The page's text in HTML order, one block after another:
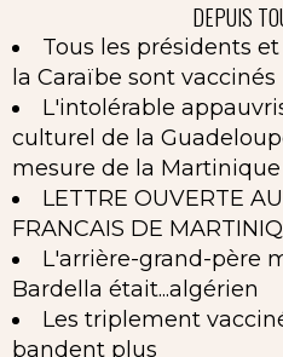
DEPUIS
Tous les présidents
la Caraïbe sont vaccinés
L'intolérable
culturel de la
mesure de la Martinique
LETTRE OUVERTE
FRANCAIS DE
L'arrière-grand-père
Bardella était...algérien
Les triplement
bandent plus